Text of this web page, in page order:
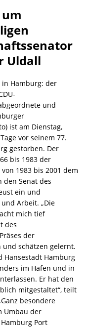
Uldall
in Hamburg: der
und
ist am Dienstag,
vor seinem 77.
gestorben. Der
bis 1983 der
1983 bis 2001 dem
den Senat des
ein und
Arbeit. „Die
mich tief
des
der
und schätzen gelernt.
Hansestadt Hamburg
im Hafen und in
Er hat den
mitgestaltet“, teilt
besondere
Umbau der
Port